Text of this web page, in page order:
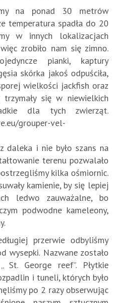
na ponad 30 metrów
temperatura spadła do 20
w innych lokalizacjach
zrobiło nam się zimno.
pianki, kaptury
skórka jakoś odpuściła,
wielkości jackfish oraz
się w niewielkich
dla tych zwierząt.
grouper-vel-
daleka i nie było szans na
terenu pozwalało
kilka ośmiornic.
kamienie, by się lepiej
ledwo zauważalne, bo
podwodne kameleony,
przerwie odbyliśmy
wysepki. Nazwane zostało
St. George reef”. Płytkie
i tuneli, których było
po 2 razy obserwując